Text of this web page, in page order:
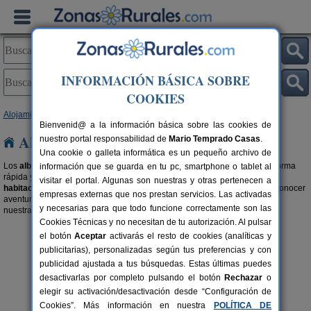
Alojamientos
Albergues en Castellón
Los alberguesson la forma más barata de practicarturismo rural. Una forma
rápida y cómoda de hospedarte en el destino que quieres.Alquilar una
habitación en un albergue rural en Castellón
es además una forma de conocer
aventureros y aventureras como tú. También te recomendamos buscar en
nuestra selección deCampings y Bungalows en Castellón.
6+3 pers.
desde35 €
Casa y Spa Rural El Pati de L
´Oroneta
INFORMACIÓN BÁSICA SOBRE
COOKIES
Bienvenid@ a la información básica sobre las cookies de
nuestro portal responsabilidad de Mario Temprado Casas.
Una cookie o galleta informática es un pequeño archivo de
información que se guarda en tu pc, smartphone o tablet al
visitar el portal. Algunas son nuestras y otras pertenecen a
empresas externas que nos prestan servicios. Las activadas
y necesarias para que todo funcione correctamente son las
Cookies Técnicas y no necesitan de tu autorización. Al pulsar
el botónAceptar activarás el resto de cookies (analíticas y
publicitarias), personalizadas según tus preferencias y con
publicidad ajustada a tus búsquedas. Estas últimas puedes
desactivarlas por completo pulsando el botón Rechazar o
elegir su activación/desactivación desde “Configuración de
Cookies”. Más información en nuestra
POLÍTICA DE